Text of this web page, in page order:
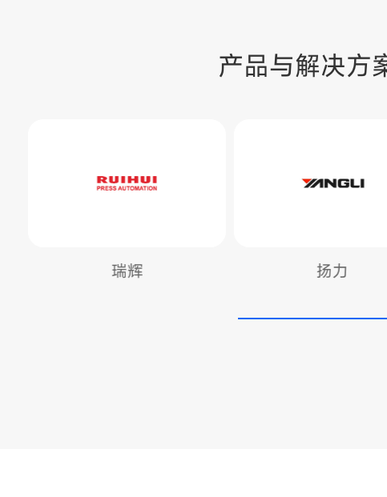
产品与解决方
扬力 库卡